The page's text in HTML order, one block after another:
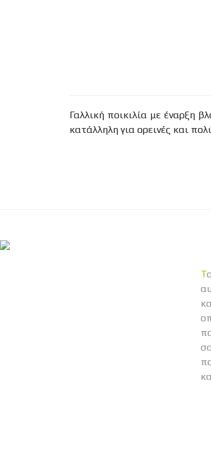
Γαλλική ποικιλία με έναρξη
κατάλληλη για ορεινές και
Το Φυτώριο Όλυμπος έχει δημιουργηθεί από τον γεωπόνο Πέτρο Μισύρα το 2011. Στο χώρο